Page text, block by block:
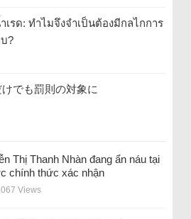
รด: ทำไมจึงจำเป็นต้องมีกลไกการ
?
でも罰則の対象に
Thị Thanh Nhàn đang ẩn náu tại
chính thức xác nhận
Views